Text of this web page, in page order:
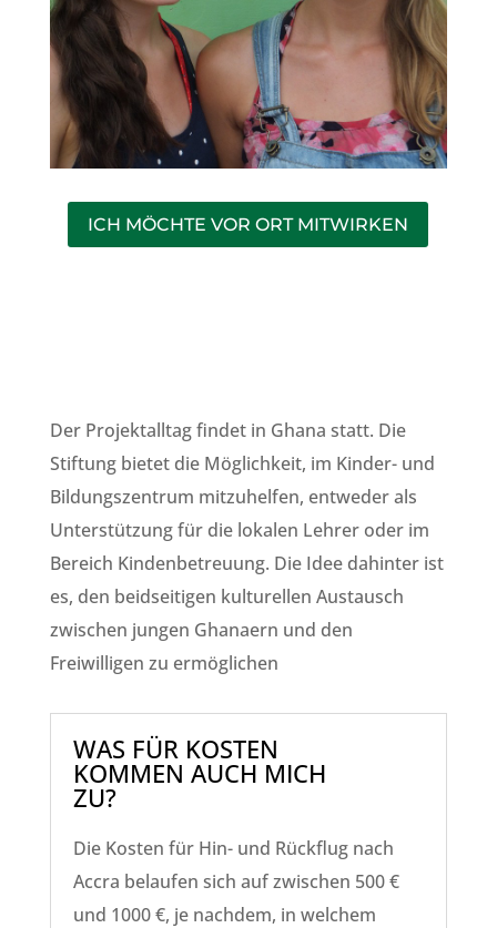
ICH MÖCHTE VOR ORT MITWIRKEN
Der Projektalltag findet in Ghana statt. Die
Stiftung bietet die Möglichkeit, im Kinder- und
Bildungszentrum mitzuhelfen, entweder als
Unterstützung für die lokalen Lehrer oder im
Bereich Kindenbetreuung. Die Idee dahinter ist
es, den beidseitigen kulturellen Austausch
zwischen jungen Ghanaern und den
Freiwilligen zu ermöglichen
WAS FÜR KOSTEN
KOMMEN AUCH MICH
ZU?
Die Kosten für Hin- und Rückflug nach
Accra belaufen sich auf zwischen 500 €
und 1000 €, je nachdem, in welchem